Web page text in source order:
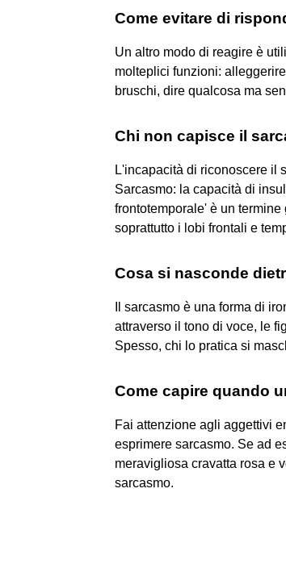
Come evitare di
Un altro modo di reagire è
molteplici funzioni:
bruschi, dire qualcosa ma
Chi non capisce il
L'incapacità di riconoscere il
Sarcasmo: la capacità di
frontotemporale' è un
soprattutto i lobi frontali e
Cosa si nasconde
Il sarcasmo è una forma di
attraverso il tono di voce, le
Spesso, chi lo pratica si
Come capire quando
Fai attenzione agli aggettivi
esprimere sarcasmo. Se ad
meravigliosa cravatta rosa e
sarcasmo.